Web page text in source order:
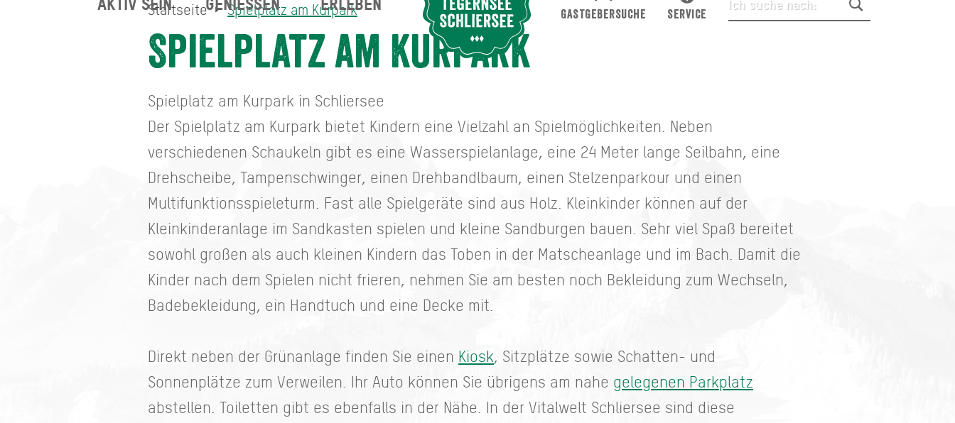
Startseite Spielplatz am Kurpark
Spielplatz am Kurpark
Spielplatz am Kurpark in Schliersee
Der Spielplatz am Kurpark bietet Kindern eine Vielzahl an Spielmöglichkeiten. Neben
verschiedenen Schaukeln gibt es eine Wasserspielanlage, eine 24 Meter lange Seilbahn, eine
Drehscheibe, Tampenschwinger, einen Drehbandlbaum, einen Stelzenparkour und einen
Multifunktionsspieleturm. Fast alle Spielgeräte sind aus Holz. Kleinkinder können auf der
Kleinkinderanlage im Sandkasten spielen und kleine Sandburgen bauen. Sehr viel Spaß bereitet
sowohl großen als auch kleinen Kindern das Toben in der Matscheanlage und im Bach. Damit die
Kinder nach dem Spielen nicht frieren, nehmen Sie am besten noch Bekleidung zum Wechseln,
Badebekleidung, ein Handtuch und eine Decke mit.
Direkt neben der Grünanlage finden Sie einen Kiosk, Sitzplätze sowie Schatten- und
Sonnenplätze zum Verweilen. Ihr Auto können Sie übrigens am nahe gelegenen Parkplatz
abstellen. Toiletten gibt es ebenfalls in der Nähe. In der Vitalwelt Schliersee sind diese
Spielplatz am Kurpark
AKTIV SEIN GENIESSEN ERLEBEN
GASTGEBERSUCHE SERVICE
Suche abschicken